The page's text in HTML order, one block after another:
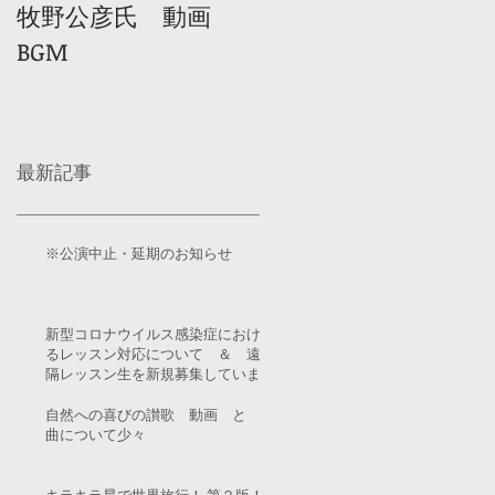
牧野公彦氏 動画
BGM
最新記事
※公演中止・延期のお知らせ
新型コロナウイルス感染症におけ
るレッスン対応について ＆ 遠
隔レッスン生を新規募集していま
自然への喜びの讃歌 動画 と
曲について少々